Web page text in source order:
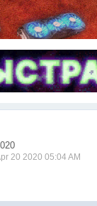
20 2020 05:04 AM